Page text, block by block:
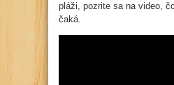
pláži, pozrite sa na video,
čaká.